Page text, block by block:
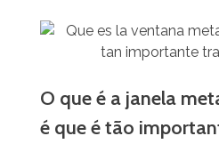
O que é a janela
é que é tão